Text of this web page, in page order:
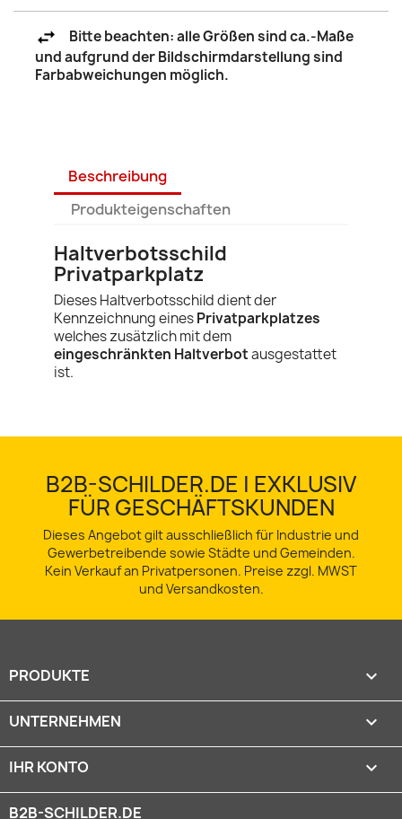
Bitte beachten: alle Größen sind ca.-Maße
und aufgrund der Bildschirmdarstellung sind
Farbabweichungen möglich.
Beschreibung
Produkteigenschaften
Haltverbotsschild
Privatparkplatz
Dieses Haltverbotsschild dient der
Kennzeichnung einesPrivatparkplatzes
welches zusätzlich mit dem
eingeschränkten Haltverbotausgestattet
ist.
B2B-SCHILDER.DE | EXKLUSIV
FÜR GESCHÄFTSKUNDEN
Dieses Angebot gilt ausschließlich für Industrie und
Gewerbetreibende sowie Städte und Gemeinden.
Kein Verkauf an Privatpersonen. Preise zzgl. MWST
und Versandkosten.
PRODUKTE 
UNTERNEHMEN 
IHR KONTO 
B2B-SCHILDER.DE